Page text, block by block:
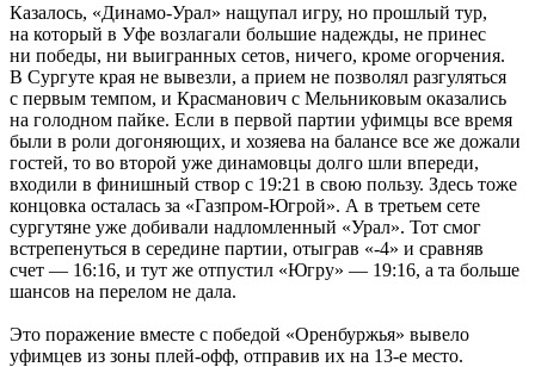
Казалось, «Динамо-Урал» нащупал игру, но прошлый тур,
на который в Уфе возлагали большие надежды, не принес
ни победы, ни выигранных сетов, ничего, кроме огорчения.
В Сургуте края не вывезли, а прием не позволял разгуляться
с первым темпом, и Красманович с Мельниковым оказались
на голодном пайке. Если в первой партии уфимцы все время
были в роли догоняющих, и хозяева на балансе все же дожали
гостей, то во второй уже динамовцы долго шли впереди,
входили в финишный створ с 19:21 в свою пользу. Здесь тоже
концовка осталась за «Газпром-Югрой». А в третьем сете
сургутяне уже добивали надломленный «Урал». Тот смог
встрепенуться в середине партии, отыграв «-4» и сравняв
счет — 16:16, и тут же отпустил «Югру» — 19:16, а та больше
шансов на перелом не дала.
Это поражение вместе с победой «Оренбуржья» вывело
уфимцев из зоны плей-офф, отправив их на 13-е место.